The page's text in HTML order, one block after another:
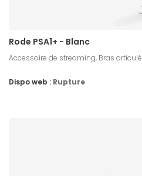
Rode PSA1+ - Blanc
Accessoire de streaming, Bras articulé
Dispo web : Rupture